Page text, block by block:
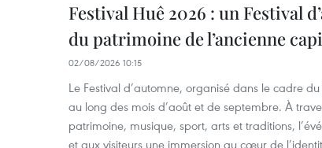
Festival Huê 2026 : un Festival
du patrimoine de l’ancienne
02/08/2026 10:15
Le Festival d’automne, organisé dans le cadre
au long des mois d’août et de septembre. À
patrimoine, musique, sport, arts et traditions,
et aux visiteurs une immersion au cœur de